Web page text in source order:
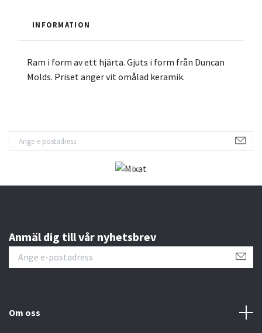
INFORMATION
Ram i form av ett hjärta. Gjuts i form från Duncan
Molds. Priset anger vit omålad keramik.
Anmäl dig till vår nyhetsbrev
Om oss